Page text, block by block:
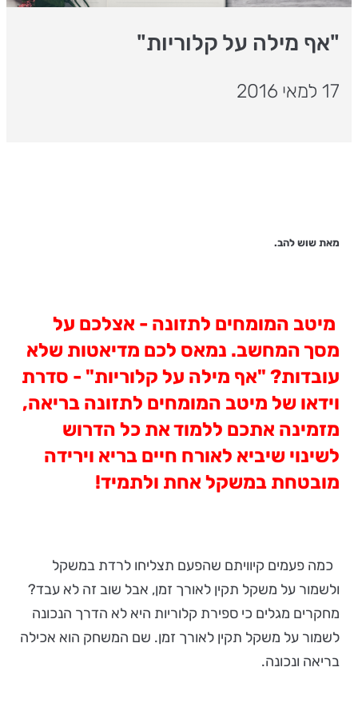
"אף מילה על קלוריות"
17 למאי 2016
מאת שוש להב.
מיטב המומחים לתזונה - אצלכם על
מסך המחשב. נמאס לכם מדיאטות שלא
עובדות? "אף מילה על קלוריות" - סדרת
וידאו של מיטב המומחים לתזונה בריאה,
מזמינה אתכם ללמוד את כל הדרוש
לשינוי שיביא לאורח חיים בריא וירידה
מובטחת במשקל אחת ולתמיד!
כמה פעמים קיוויתם שהפעם תצליחו לרדת במשקל
ולשמור על משקל תקין לאורך זמן, אבל שוב זה לא עבד?
מחקרים מגלים כי ספירת קלוריות היא לא הדרך הנכונה
לשמור על משקל תקין לאורך זמן. שם המשחק הוא אכילה
בריאה ונכונה.